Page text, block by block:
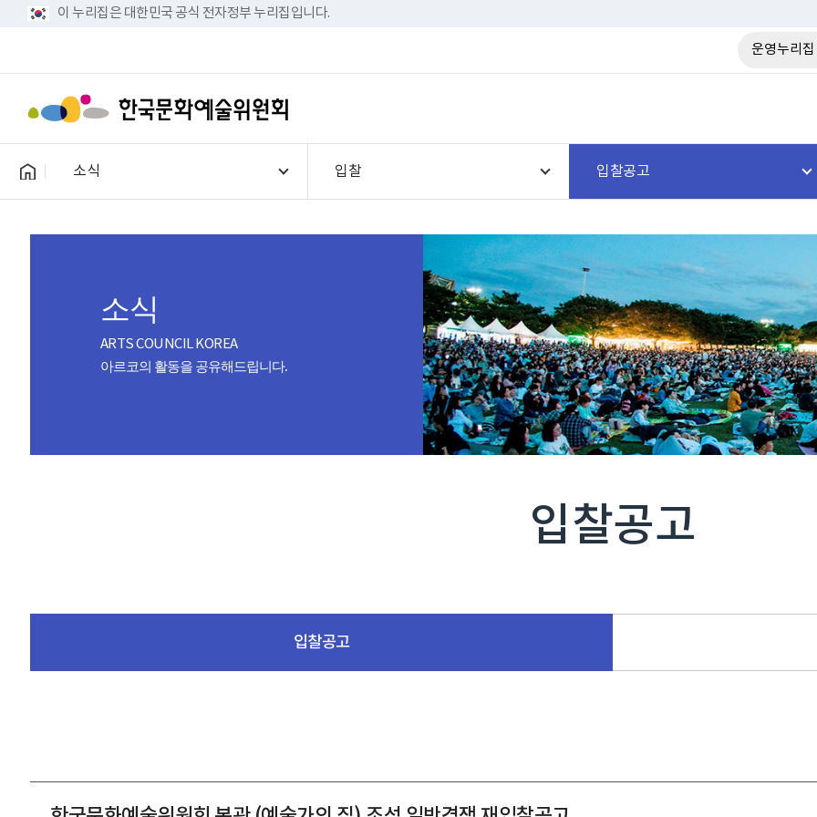
이 누리집은 대한민국 공식 전자정부 누리집입니다.
운영누리집
소식 입찰 입찰공고
소식
ARTS COUNCIL KOREA
아르코의 활동을 공유해드립니다.
입찰공고
입찰공고